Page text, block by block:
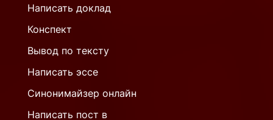
Написать доклад
Конспект
Вывод по тексту
Написать эссе
Синонимайзер онлайн
Написать пост в